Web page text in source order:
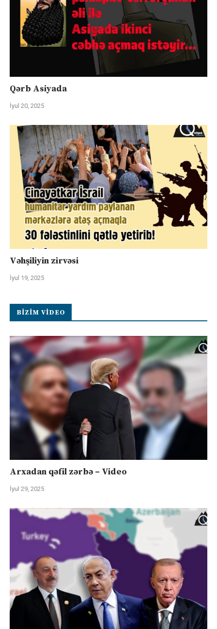
Qərb Asiyada
İyul 20, 2025
Vəhşiliyin zirvəsi
İyul 19, 2025
BIZIM VIDEO
Arxadan qəfil zərbə – Video
İyul 29, 2025